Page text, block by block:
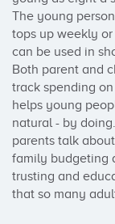
The young
tops up weekly
can be used in
Both parent and
track spending
helps young
natural - by
parents talk
family budgeting
trusting and
that so many